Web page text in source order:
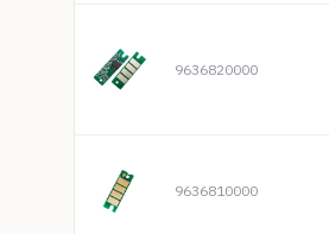
9636820000
9636810000